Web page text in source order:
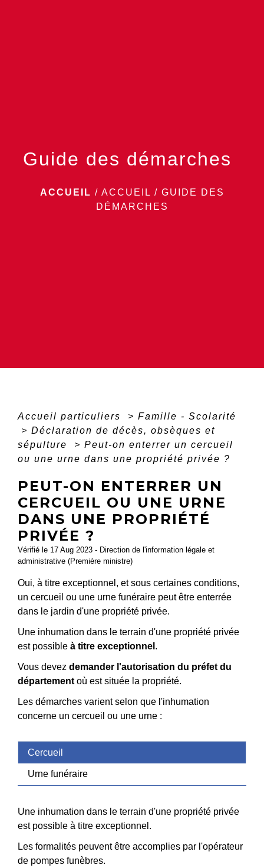
Guide des démarches
ACCUEIL / ACCUEIL / GUIDE DES
DÉMARCHES
Accueil particuliers > Famille - Scolarité
> Déclaration de décès, obsèques et
sépulture
> Peut-on enterrer un cercueil
ou une urne dans une propriété privée ?
PEUT-ON ENTERRER UN
CERCUEIL OU UNE URNE
DANS UNE PROPRIÉTÉ
PRIVÉE ?
Vérifié le 17 Aug 2023 - Direction de l'information légale et
administrative (Première ministre)
Oui, à titre exceptionnel, et sous certaines conditions,
un cercueil ou une urne funéraire peut être enterrée
dans le jardin d'une propriété privée.
Une inhumation dans le terrain d'une propriété privée
est possible à titre exceptionnel .
Vous devez demander l'autorisation du préfet du
département où est située la propriété.
Les démarches varient selon que l'inhumation
concerne un cercueil ou une urne :
Cercueil
Urne funéraire
Une inhumation dans le terrain d'une propriété privée
est possible à titre exceptionnel.
Les formalités peuvent être accomplies par l'opérateur
de pompes funèbres.